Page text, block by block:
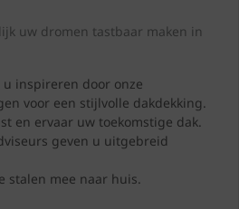
uw dromen tastbaar maken in
inspireren door onze
voor een stijlvolle dakdekking.
en ervaar uw toekomstige dak.
geven u uitgebreid
stalen mee naar huis.